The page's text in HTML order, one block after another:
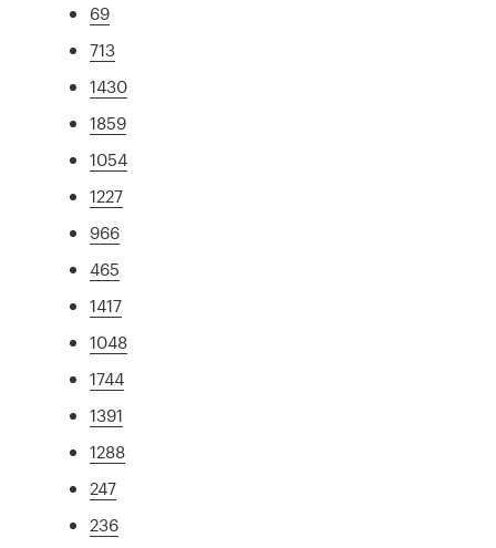
69
713
1430
1859
1054
1227
966
465
1417
1048
1744
1391
1288
247
236